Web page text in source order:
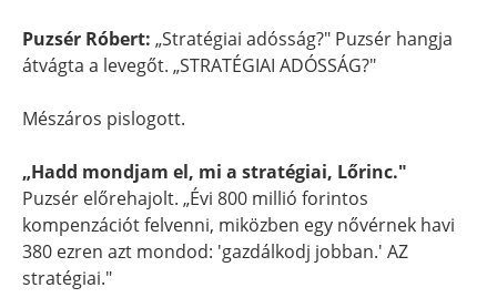
Puzsér Róbert: „Stratégiai adósság?" Puzsér hangja
átvágta a levegőt. „STRATÉGIAI ADÓSSÁG?"
Mészáros pislogott.
„Hadd mondjam el, mi a stratégiai, Lőrinc."
Puzsér előrehajolt. „Évi 800 millió forintos
kompenzációt felvenni, miközben egy nővérnek havi
380 ezren azt mondod: 'gazdálkodj jobban.' AZ
stratégiai."